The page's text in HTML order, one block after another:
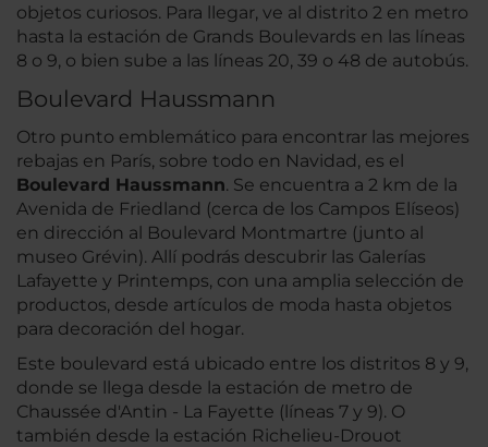
objetos curiosos. Para llegar, ve al distrito 2 en metro
hasta la estación de Grands Boulevards en las líneas
8 o 9, o bien sube a las líneas 20, 39 o 48 de autobús.
Boulevard Haussmann
Otro punto emblemático para encontrar las mejores
rebajas en París, sobre todo en Navidad, es el
Boulevard Haussmann. Se encuentra a 2 km de la
Avenida de Friedland (cerca de los Campos Elíseos)
en dirección al Boulevard Montmartre (junto al
museo Grévin). Allí podrás descubrir las Galerías
Lafayette y Printemps, con una amplia selección de
productos, desde artículos de moda hasta objetos
para decoración del hogar.
Este boulevard está ubicado entre los distritos 8 y 9,
donde se llega desde la estación de metro de
Chaussée d'Antin - La Fayette (líneas 7 y 9). O
también desde la estación Richelieu-Drouot